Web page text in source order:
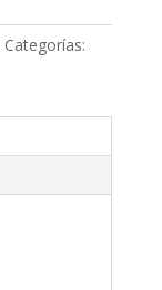
Categorías: